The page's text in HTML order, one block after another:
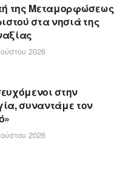
της Μεταμορφώσεως
στα νησιά της
2026
στην
συναντάμε τον
2026